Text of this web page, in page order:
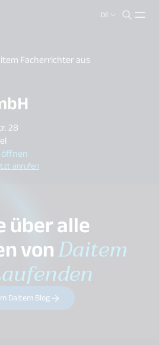
DE
Facherrichter aus
28
öffnen
anrufen
über alle
vonDaitem
Daitem Blog